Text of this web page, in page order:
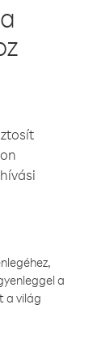
a
a világ